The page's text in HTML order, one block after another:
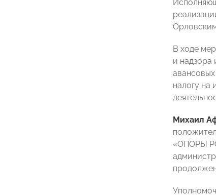
В ходе
и надзора
налогу на
Михаил
«ОПОРЫ